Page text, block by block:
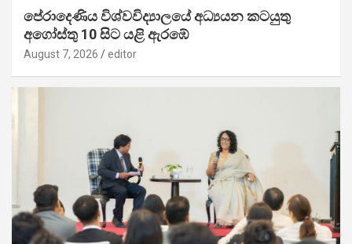
පේරාදෙණිය විශ්වවිද්‍යාලයේ අධ්‍යයන කටයුතු
අගෝස්තු 10 සිට යළි ඇරඹේ
August 7, 2026 editor